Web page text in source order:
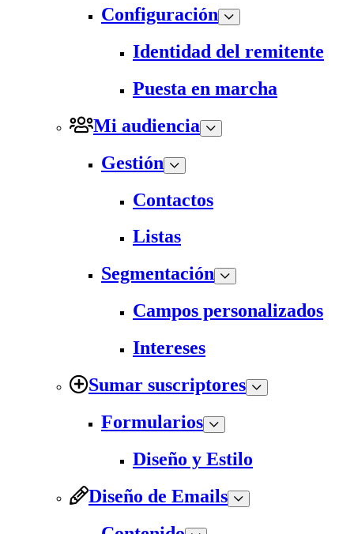
Configuración
Identidad del remitente
Puesta en marcha
Mi audiencia
Gestión
Contactos
Listas
Segmentación
Campos personalizados
Intereses
Sumar suscriptores
Formularios
Diseño y Estilo
Diseño de Emails